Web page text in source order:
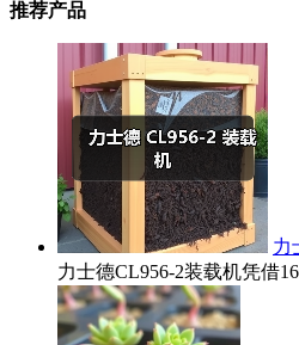
推荐产品
力
力士德CL956-2装载机凭借